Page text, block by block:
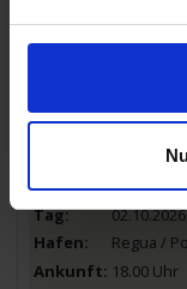
Foz do
Schifffahrt von Barca
Régua. Am
Bischofsstadt
Abendessen an
13.30 Uhr
15.00 Uhr
Regua /
18.00 Uhr